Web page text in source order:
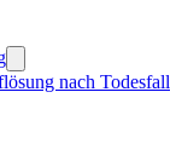
nach Todesfall